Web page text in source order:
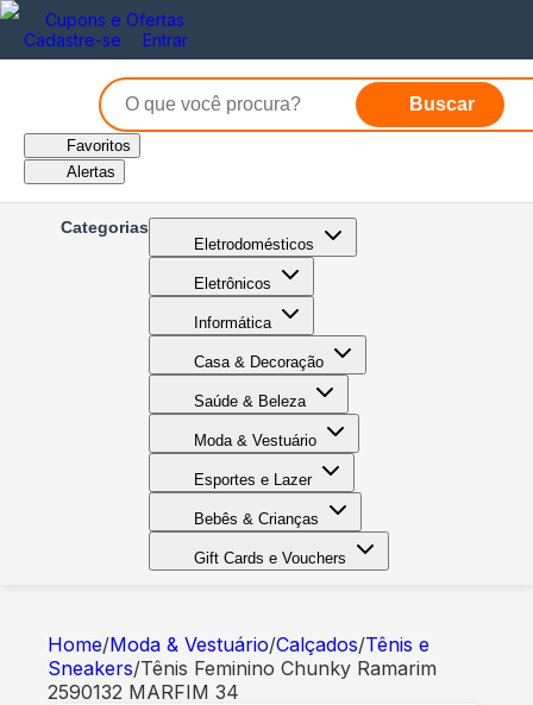
Cupons e Ofertas
Cadastre-se
Entrar
Buscar
Favoritos
Alertas
Categorias
Eletrodomésticos
Eletrônicos
Informática
Casa & Decoração
Saúde & Beleza
Moda & Vestuário
Esportes e Lazer
Bebês & Crianças
Gift Cards e Vouchers
Home/Moda & Vestuário/Calçados/Tênis e
Sneakers/Tênis Feminino Chunky Ramarim
2590132 MARFIM 34